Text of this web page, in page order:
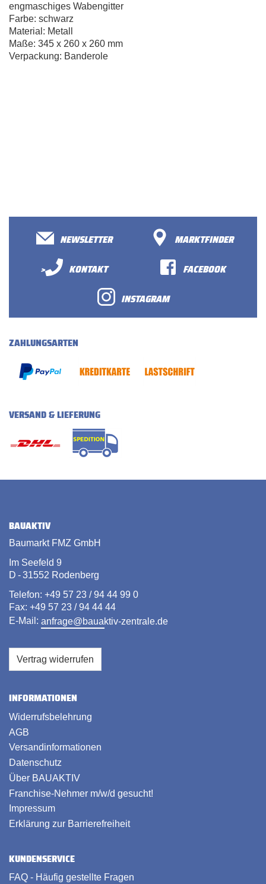
engmaschiges Wabengitter
Farbe: schwarz
Material: Metall
Maße: 345 x 260 x 260 mm
Verpackung: Banderole
NEWSLETTER
MARKTFINDER
>
KONTAKT
FACEBOOK
INSTAGRAM
ZAHLUNGSARTEN
VERSAND & LIEFERUNG
BAUAKTIV
Baumarkt FMZ GmbH
Im Seefeld 9
D - 31552 Rodenberg
Telefon: +49 57 23 / 94 44 99 0
Fax: +49 57 23 / 94 44 44
E-Mail: anfrage@bauaktiv-zentrale.de
Vertrag widerrufen
INFORMATIONEN
Widerrufsbelehrung
AGB
Versandinformationen
Datenschutz
Über BAUAKTIV
Franchise-Nehmer m/w/d gesucht!
Impressum
Erklärung zur Barrierefreiheit
KUNDENSERVICE
FAQ - Häufig gestellte Fragen